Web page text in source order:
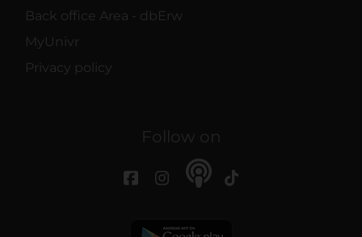
Back office Area - dbErw
MyUnivr
Privacy policy
Follow on